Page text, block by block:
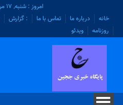
امروز : شنبه, ۱۷ مرداد , ۱۴۰۵
خانه
درباره ما تماس با ما : گزارش
روزنامه
ویدئو